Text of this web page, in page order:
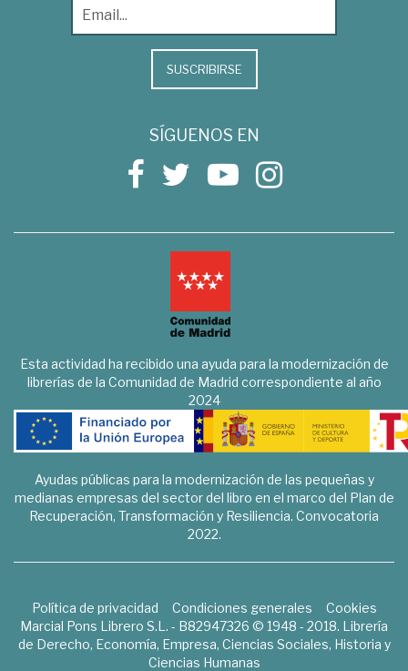
SUSCRIBIRSE
SÍGUENOS EN
Esta actividad ha recibido una ayuda para la modernización de
librerías de la Comunidad de Madrid correspondiente al año
2024
Ayudas públicas para la modernización de las pequeñas y
medianas empresas del sector del libro en el marco del Plan de
Recuperación, Transformación y Resiliencia. Convocatoria
2022.
Política de privacidad Condiciones generales
Cookies
Marcial Pons Librero S.L. - B82947326 © 1948 - 2018. Librería
de Derecho, Economía, Empresa, Ciencias Sociales, Historia y
Ciencias Humanas